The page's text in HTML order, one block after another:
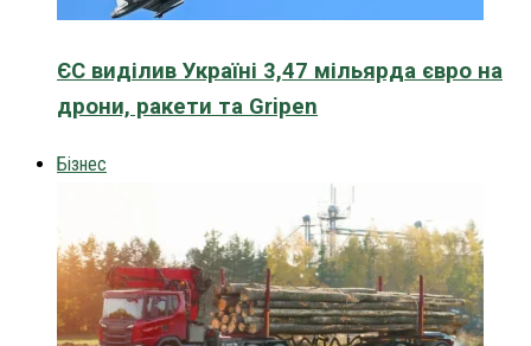
ЄС виділив Україні 3,47 мільярда євро на
дрони, ракети та Gripen
Бізнес